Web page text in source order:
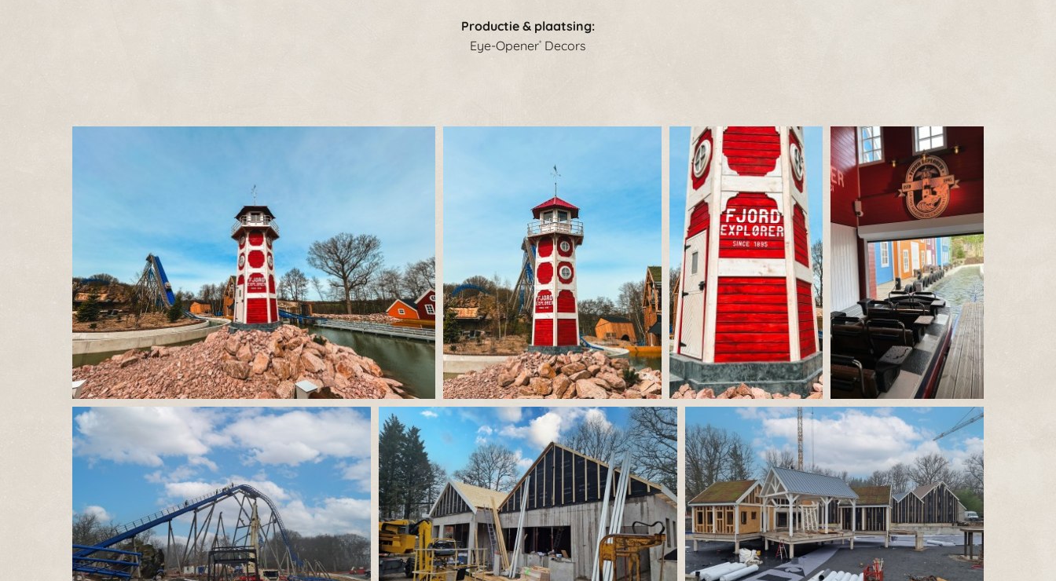
Productie & plaatsing:
Eye-Opener® Decors